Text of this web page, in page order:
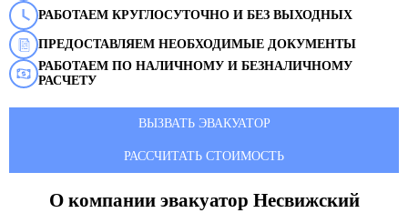
РАБОТАЕМ КРУГЛОСУТОЧНО И БЕЗ ВЫХОДНЫХ
ПРЕДОСТАВЛЯЕМ НЕОБХОДИМЫЕ ДОКУМЕНТЫ
РАБОТАЕМ ПО НАЛИЧНОМУ И БЕЗНАЛИЧНОМУ
РАСЧЕТУ
ВЫЗВАТЬ ЭВАКУАТОР
РАССЧИТАТЬ СТОИМОСТЬ
О компании эвакуатор Несвижский